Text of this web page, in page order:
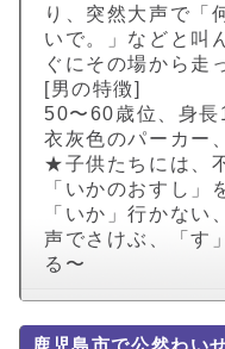
り、突然大声で「
いで。」などと叫
ぐにその場から走
[男の特徴]
50〜60歳位、身
衣灰色のパーカー
★子供たちには、
「いかのおすし」
「いか」行かない
声でさけぶ、「す
る〜
鹿児島市で公然わい